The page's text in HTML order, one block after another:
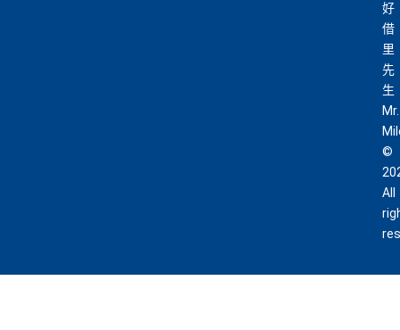
好
借
里
先
生
Mr.
©
All